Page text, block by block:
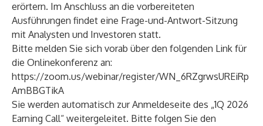
erörtern. Im Anschluss an die vorbereiteten
Ausführungen findet eine Frage-und-Antwort-Sitzung
mit Analysten und Investoren statt.
Bitte melden Sie sich vorab über den folgenden Link für
die Onlinekonferenz an:
https://zoom.us/webinar/register/WN_6RZgrwsUREiRp
AmBBGTikA
Sie werden automatisch zur Anmeldeseite des „1Q 2026
Earning Call“ weitergeleitet. Bitte folgen Sie den